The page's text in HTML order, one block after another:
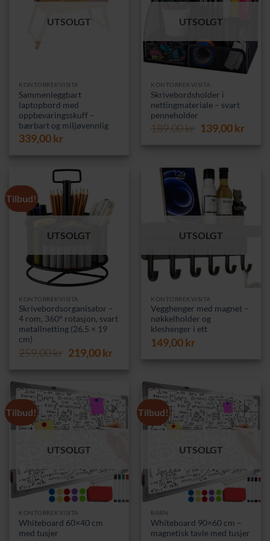
UTSOLGT
KONTORREKVISITA
Sammenleggbart
laptopbord med
oppbevaringsskuff –
bærbart og miljøvennlig
339,00kr
UTSOLGT
KONTORREKVISITA
Skrivebordsholder i
nettingmateriale – svart
penneholder
189,00kr Opprinnelig
139,00kr
Tilbud!
UTSOLGT
KONTORREKVISITA
Skrivebordsorganisator –
4 rom, 360° rotasjon, svart
metallnetting (26,5 × 19
cm)
259,00kr Opprinnelig
219,00krNåværende
219,00 kr.
UTSOLGT
KONTORREKVISITA
Vegghenger med magnet –
nøkkelholder og
kleshenger i ett
149,00kr
Tilbud!
UTSOLGT
KONTORREKVISITA
Whiteboard 60×40 cm
med tusjer
Tilbud!
UTSOLGT
BARN
Whiteboard 90×60 cm –
magnetisk tavle med tusjer